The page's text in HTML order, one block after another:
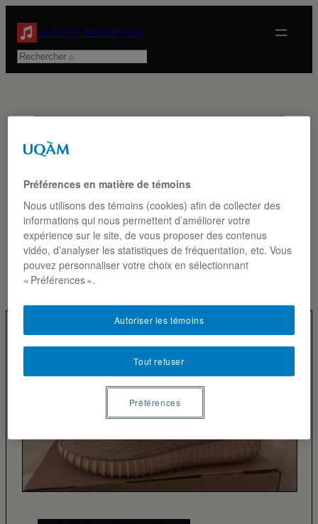
contenu
LA NOTE MARKETING
Rechercher
ÉTIQUETTE :
CO-
BRANDING
Préférences en matière de témoins
Nous utilisons des témoins (cookies) afin de collecter des
informations qui nous permettent d’améliorer votre
expérience sur le site, de vous proposer des contenus
vidéo, d’analyser les statistiques de fréquentation, etc. Vous
pouvez personnaliser votre choix en sélectionnant
« Préférences ».
Tout refuser
Autoriser les témoins
Préférences